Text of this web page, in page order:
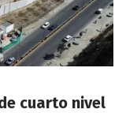
cuarto nivel